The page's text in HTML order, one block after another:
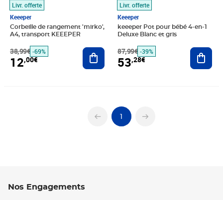
Livr. offerte
Keeeper
Corbeille de rangement 'mirko',
A4, transport KEEEPER
38,99€ -69%
12,00€
Ajouter au panier
Livr. offerte
Keeeper
keeeper Pot pour bébé 4-en-1
Deluxe Blanc et gris
87,99€ -39%
53,28€
1
Nos Engagements